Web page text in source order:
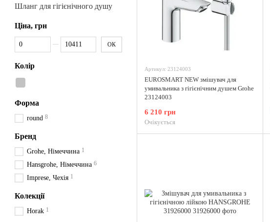
Артикул: 23124003
EUROSMART NEW змішувач для
умивальника з гігієнічним душем Grohe
23124003
6 210 грн
Очікується
Шланг для гігієнічного душу
Ціна, грн
Від Ціна, грн
До Ціна, грн
ОК
Колір
Форма
round 8
Бренд
Grohe, Німеччина 1
Hansgrohe, Німеччина 6
Imprese, Чехія 1
Колекції
Horak 1